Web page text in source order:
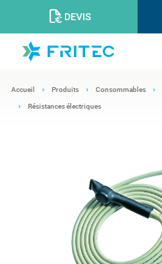
DEVIS
Accueil Produits Consommables
Résistances électriques